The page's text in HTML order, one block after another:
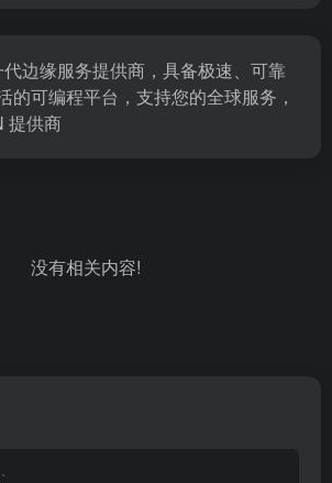
边缘服务提供商，具备极速、可靠
的可编程平台，支持您的全球服务，
提供商
没有相关内容!